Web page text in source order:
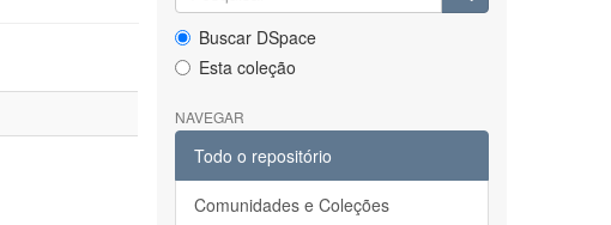
Buscar DSpace
Esta coleção
NAVEGAR
Todo o repositório
Comunidades e Coleções